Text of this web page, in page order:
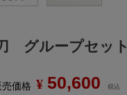
グループセット
売価格 ¥ 50,600 税込